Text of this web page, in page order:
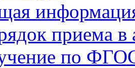
приема в
по